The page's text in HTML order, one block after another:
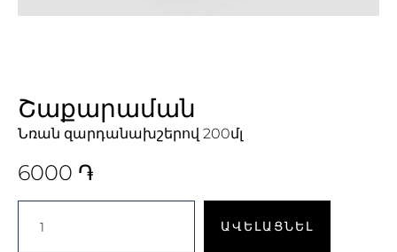
Շաքարաման
Նռան զարդանախշերով 200մլ
6000 ֏
ԱՎԵԼԱՑՆԵԼ